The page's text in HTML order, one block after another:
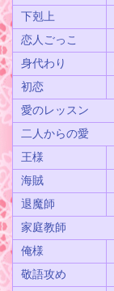
下剋上
恋人ごっこ
身代わり
初恋
愛のレッスン
二人からの愛
王様
海賊
退魔師
家庭教師
俺様
敬語攻め